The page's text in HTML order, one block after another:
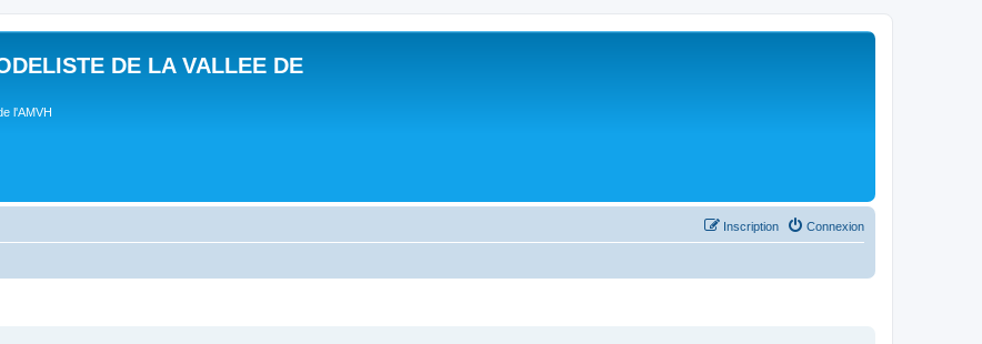
DE LA VALLEE DE
l'AMVH
Connexion
Inscription